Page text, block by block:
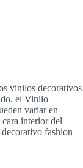
vinilos decorativos
el Vinilo
variar en
interior del
fashion